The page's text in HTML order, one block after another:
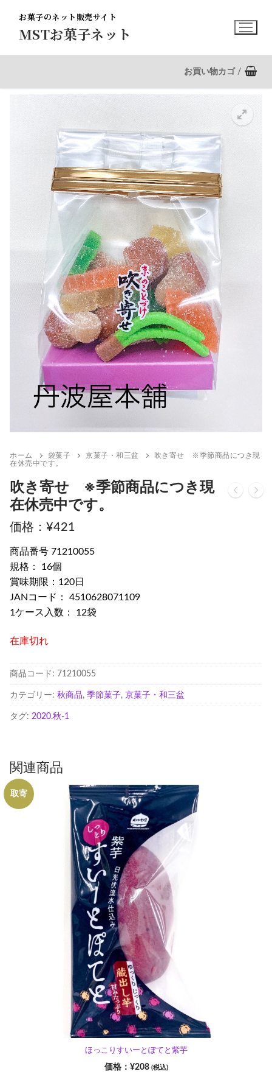
MSTお菓子ネット
お菓子のネット販売サイト
お買い物カゴ /
ホーム 袋菓子 京菓子・和三盆
吹き寄せ ※季節商品につき現
在休売中です。
吹き寄せ ※季節商品につき現
在休売中です。
¥421
商品番号 71210055
規格： 16個
賞味期限：120日
JANコード： 4510628071109
1ケース入数： 12袋
在庫切れ
商品コード: 71210055
カテゴリー: 秋商品, 季節菓子, 京菓子・和三盆
タグ: 2020.秋-1
関連商品
取寄
ほっこりすいーとぽてと紫芋
¥208 (税込)